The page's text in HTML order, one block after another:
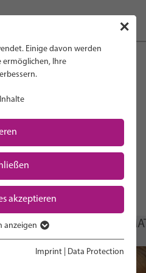
& POLICY
✕
Einige davon werden
ermöglichen, Ihre
akzeptieren
Funktionen der Webseite
Webseite einwandfrei
anzeigen
Imprint Data Protection